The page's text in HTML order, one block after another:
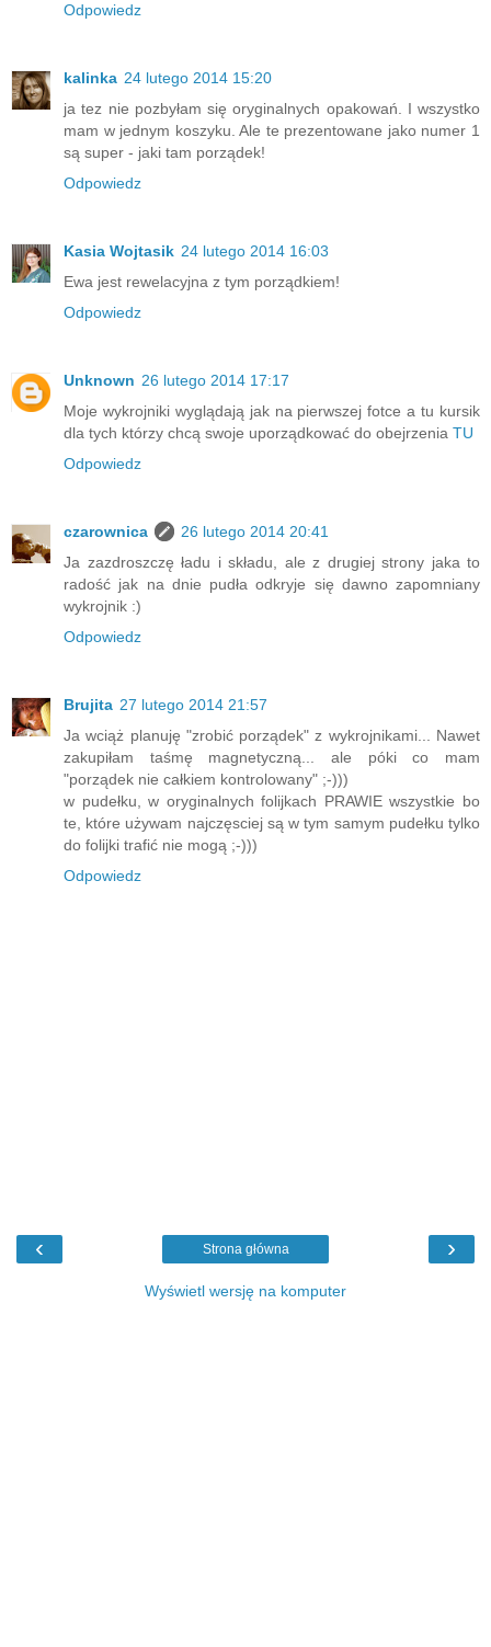
Odpowiedz
kalinka 24 lutego 2014 15:20
ja tez nie pozbyłam się oryginalnych opakowań. I wszystko
mam w jednym koszyku. Ale te prezentowane jako numer 1
są super - jaki tam porządek!
Odpowiedz
Kasia Wojtasik 24 lutego 2014 16:03
Ewa jest rewelacyjna z tym porządkiem!
Odpowiedz
Unknown 26 lutego 2014 17:17
Moje wykrojniki wyglądają jak na pierwszej fotce a tu kursik
dla tych którzy chcą swoje uporządkować do obejrzenia TU
Odpowiedz
czarownica
26 lutego 2014 20:41
Ja zazdroszczę ładu i składu, ale z drugiej strony jaka to
radość jak na dnie pudła odkryje się dawno zapomniany
wykrojnik :)
Odpowiedz
Brujita 27 lutego 2014 21:57
Ja wciąż planuję "zrobić porządek" z wykrojnikami... Nawet
zakupiłam taśmę magnetyczną... ale póki co mam
"porządek nie całkiem kontrolowany" ;-)))
w pudełku, w oryginalnych folijkach PRAWIE wszystkie bo
te, które używam najczęsciej są w tym samym pudełku tylko
do folijki trafić nie mogą ;-)))
Odpowiedz
‹ ›
Strona główna
Wyświetl wersję na komputer